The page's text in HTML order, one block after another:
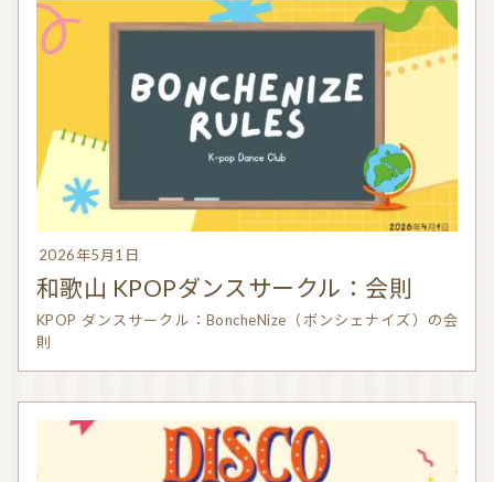
TOPIC CATEGORY
アロマエンタメ情報 おすすめ商品 ５選
気持ちを切り替えるアロマ 天然の香り－アロマテラピー
精油（エッセンシャルオイル） 和精油（国産精油）
アロマレシピ オーガニックコスメ
おすすめアロマコラム
新規顧客の獲得（法人会員様へ）
2026年5月1日
和歌山 KPOPダンスサークル：会則
KPOP ダンスサークル：BoncheNize（ボンシェナイズ）の会
則